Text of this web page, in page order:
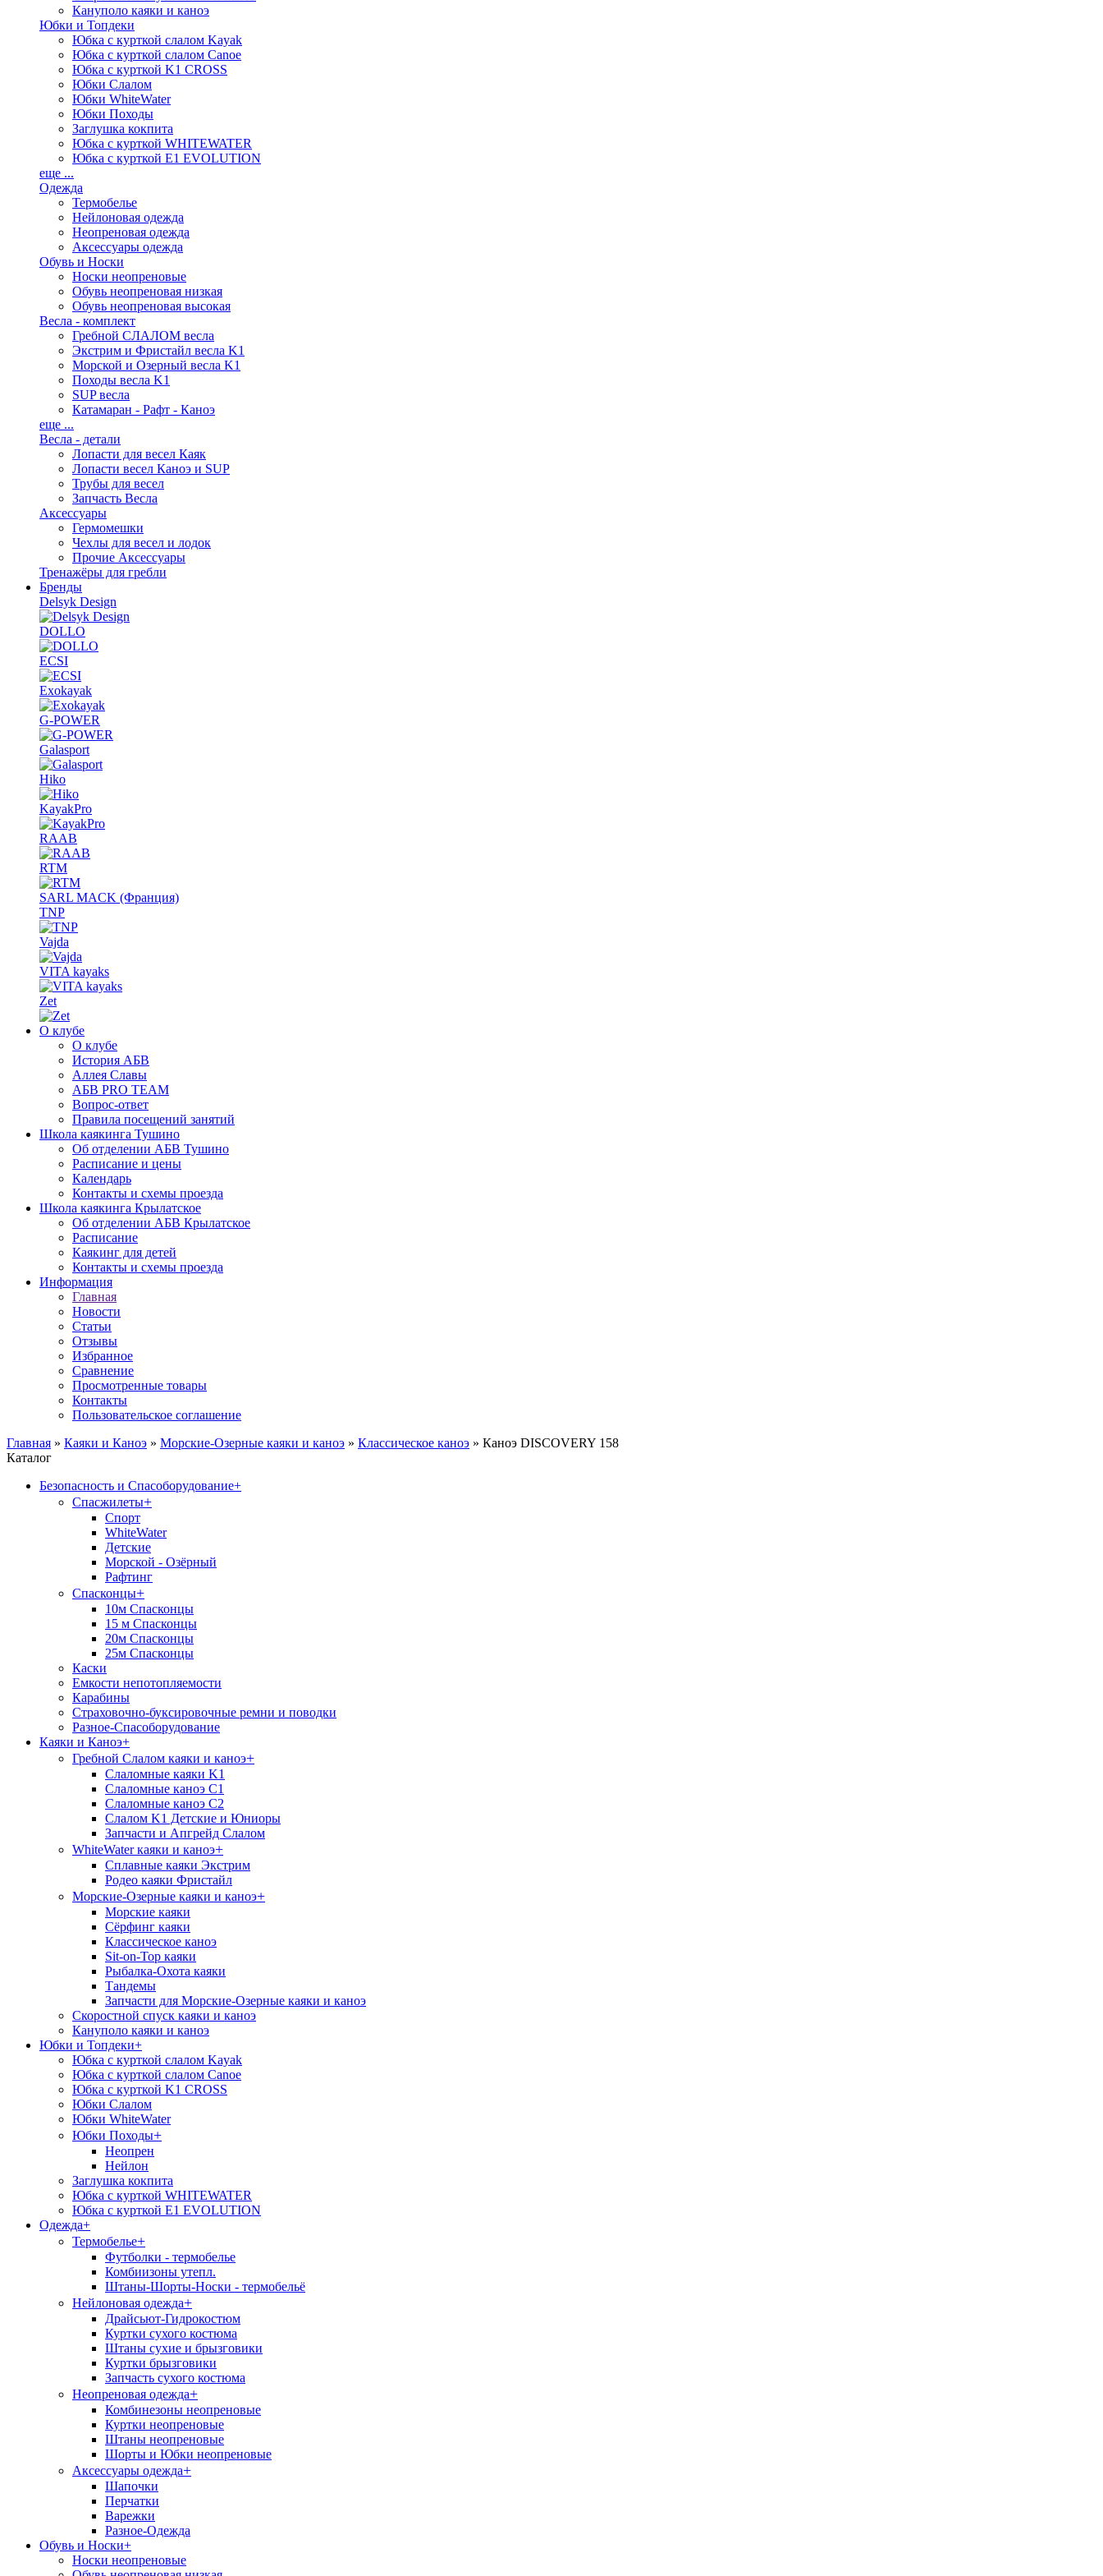
Кануполо каяки и каноэ
Юбки и Топдеки
Юбка с курткой слалом Kayak
Юбка с курткой слалом Canoe
Юбка с курткой K1 CROSS
Юбки Слалом
Юбки WhiteWater
Юбки Походы
Заглушка кокпита
Юбка с курткой WHITEWATER
Юбка с курткой E1 EVOLUTION
еще ...
Одежда
Термобелье
Нейлоновая одежда
Неопреновая одежда
Аксессуары одежда
Обувь и Носки
Носки неопреновые
Обувь неопреновая низкая
Обувь неопреновая высокая
Весла - комплект
Гребной СЛАЛОМ весла
Экстрим и Фристайл весла K1
Морской и Озерный весла K1
Походы весла K1
SUP весла
Катамаран - Рафт - Каноэ
еще ...
Весла - детали
Лопасти для весел Каяк
Лопасти весел Каноэ и SUP
Трубы для весел
Запчасть Весла
Аксессуары
Гермомешки
Чехлы для весел и лодок
Прочие Аксессуары
Тренажёры для гребли
Бренды
Delsyk Design
DOLLO
ECSI
Exokayak
G-POWER
Galasport
Hiko
KayakPro
RAAB
RTM
SARL MACK (Франция)
TNP
Vajda
VITA kayaks
Zet
О клубе
О клубе
История АБВ
Аллея Славы
АБВ PRO TEAM
Вопрос-ответ
Правила посещений занятий
Школа каякинга Тушино
Об отделении АБВ Тушино
Расписание и цены
Календарь
Контакты и схемы проезда
Школа каякинга Крылатское
Об отделении АБВ Крылатское
Расписание
Каякинг для детей
Контакты и схемы проезда
Информация
Главная
Новости
Статьи
Отзывы
Избранное
Сравнение
Просмотренные товары
Контакты
Пользовательское соглашение
Главная » Каяки и Каноэ » Морские-Озерные каяки и каноэ » Классическое каноэ » Каноэ DISCOVERY 158
Каталог
Безопасность и Спасоборудование+
Спасжилеты+
Спорт
WhiteWater
Детские
Морской - Озёрный
Рафтинг
Спасконцы+
10м Спасконцы
15 м Спасконцы
20м Спасконцы
25м Спасконцы
Каски
Емкости непотопляемости
Карабины
Страховочно-буксировочные ремни и поводки
Разное-Спасоборудование
Каяки и Каноэ+
Гребной Слалом каяки и каноэ+
Слаломные каяки K1
Слаломные каноэ С1
Слаломные каноэ С2
Слалом K1 Детские и Юниоры
Запчасти и Апгрейд Слалом
WhiteWater каяки и каноэ+
Сплавные каяки Экстрим
Родео каяки Фристайл
Морские-Озерные каяки и каноэ+
Морские каяки
Сёрфинг каяки
Классическое каноэ
Sit-on-Top каяки
Рыбалка-Охота каяки
Тандемы
Запчасти для Морские-Озерные каяки и каноэ
Скоростной спуск каяки и каноэ
Кануполо каяки и каноэ
Юбки и Топдеки+
Юбка с курткой слалом Kayak
Юбка с курткой слалом Canoe
Юбка с курткой K1 CROSS
Юбки Слалом
Юбки WhiteWater
Юбки Походы+
Неопрен
Нейлон
Заглушка кокпита
Юбка с курткой WHITEWATER
Юбка с курткой E1 EVOLUTION
Одежда+
Термобелье+
Футболки - термобелье
Комбиизоны утепл.
Штаны-Шорты-Носки - термобельё
Нейлоновая одежда+
Драйсьют-Гидрокостюм
Куртки сухого костюма
Штаны сухие и брызговики
Куртки брызговики
Запчасть сухого костюма
Неопреновая одежда+
Комбинезоны неопреновые
Куртки неопреновые
Штаны неопреновые
Шорты и Юбки неопреновые
Аксессуары одежда+
Шапочки
Перчатки
Варежки
Разное-Одежда
Обувь и Носки+
Носки неопреновые